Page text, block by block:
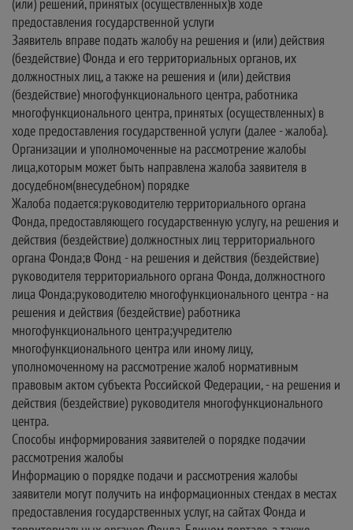
предоставления государственной услуги
Заявитель вправе подать жалобу на решения и (или) действия
(бездействие) Фонда и его территориальных органов, их
должностных лиц, а также на решения и (или) действия
(бездействие) многофункционального центра, работника
многофункционального центра, принятых (осуществленных) в
ходе предоставления государственной услуги (далее - жалоба).
Организации и уполномоченные на рассмотрение жалобы
лица,которым может быть направлена жалоба заявителя в
досудебном(внесудебном) порядке
Жалоба подается:руководителю территориального органа
Фонда, предоставляющего государственную услугу, на решения и
действия (бездействие) должностных лиц территориального
органа Фонда;в Фонд - на решения и действия (бездействие)
руководителя территориального органа Фонда, должностного
лица Фонда;руководителю многофункционального центра - на
решения и действия (бездействие) работника
многофункционального центра;учредителю
многофункционального центра или иному лицу,
уполномоченному на рассмотрение жалоб нормативным
правовым актом субъекта Российской Федерации, - на решения и
действия (бездействие) руководителя многофункционального
центра.
Способы информирования заявителей о порядке подачии
рассмотрения жалобы
Информацию о порядке подачи и рассмотрения жалобы
заявители могут получить на информационных стендах в местах
предоставления государственных услуг, на сайтах Фонда и